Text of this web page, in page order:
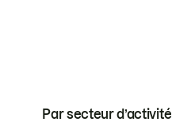
Par secteur d’activité